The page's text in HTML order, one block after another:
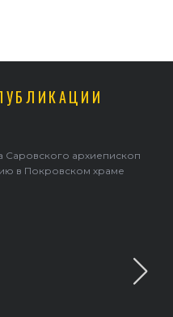
Саровского архиепископ
в Покровском храме